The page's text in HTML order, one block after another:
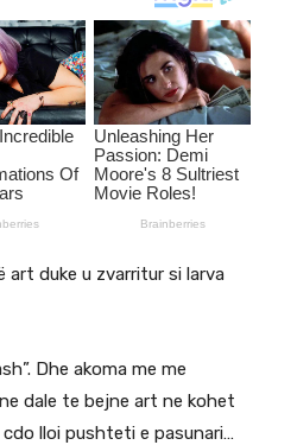
art duke u zvarritur si larva
Dhe akoma me me
dale te bejne art ne kohet
lloi pushteti e pasunari…